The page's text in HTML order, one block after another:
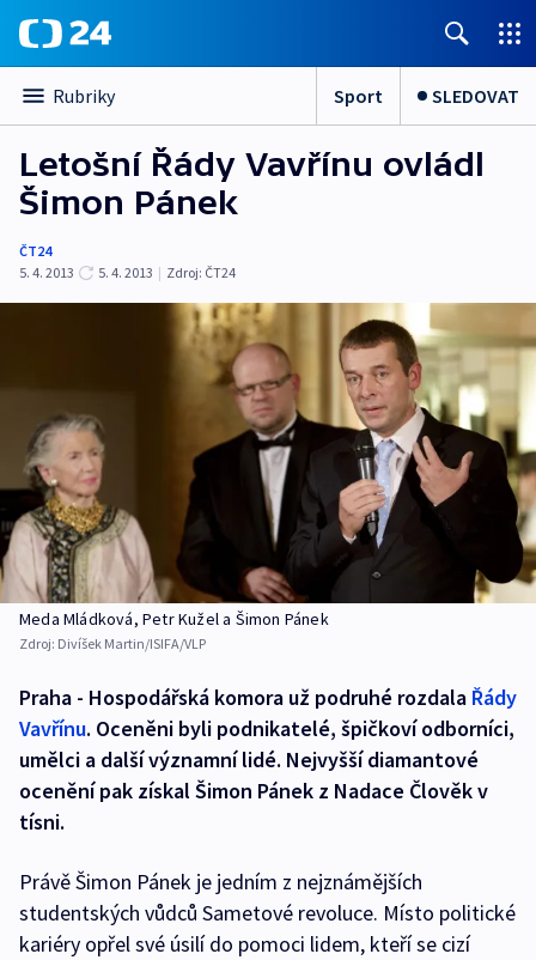
Rubriky Sport SLEDOVAT
Letošní Řády Vavřínu ovládl
Šimon Pánek
ČT24
5. 4. 2013
5. 4. 2013 | Zdroj: ČT24
Meda Mládková, Petr Kužel a Šimon Pánek
Zdroj: Divíšek Martin/ISIFA/VLP
Praha - Hospodářská komora už podruhé rozdala Řády
Vavřínu. Oceněni byli podnikatelé, špičkoví odborníci,
umělci a další významní lidé. Nejvyšší diamantové
ocenění pak získal Šimon Pánek z Nadace Člověk v
tísni.
Právě Šimon Pánek je jedním z nejznámějších
studentských vůdců Sametové revoluce. Místo politické
kariéry opřel své úsilí do pomoci lidem, kteří se cizí